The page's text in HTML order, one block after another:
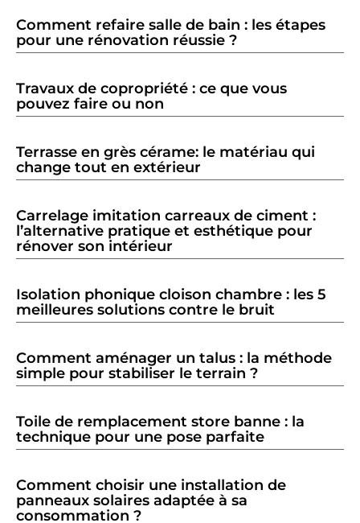
Comment refaire salle de bain : les étapes
pour une rénovation réussie ?
Travaux de copropriété : ce que vous
pouvez faire ou non
Terrasse en grès cérame: le matériau qui
change tout en extérieur
Carrelage imitation carreaux de ciment :
l’alternative pratique et esthétique pour
rénover son intérieur
Isolation phonique cloison chambre : les 5
meilleures solutions contre le bruit
Comment aménager un talus : la méthode
simple pour stabiliser le terrain ?
Toile de remplacement store banne : la
technique pour une pose parfaite
Comment choisir une installation de
panneaux solaires adaptée à sa
consommation ?